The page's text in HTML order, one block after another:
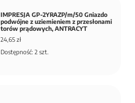
IMPRESJA GP-2YRAZP/m/50 Gniazdo
podwójne z uziemieniem z przesłonami
torów prądowych, ANTRACYT
24,65 zł
Dostępność: 2 szt.